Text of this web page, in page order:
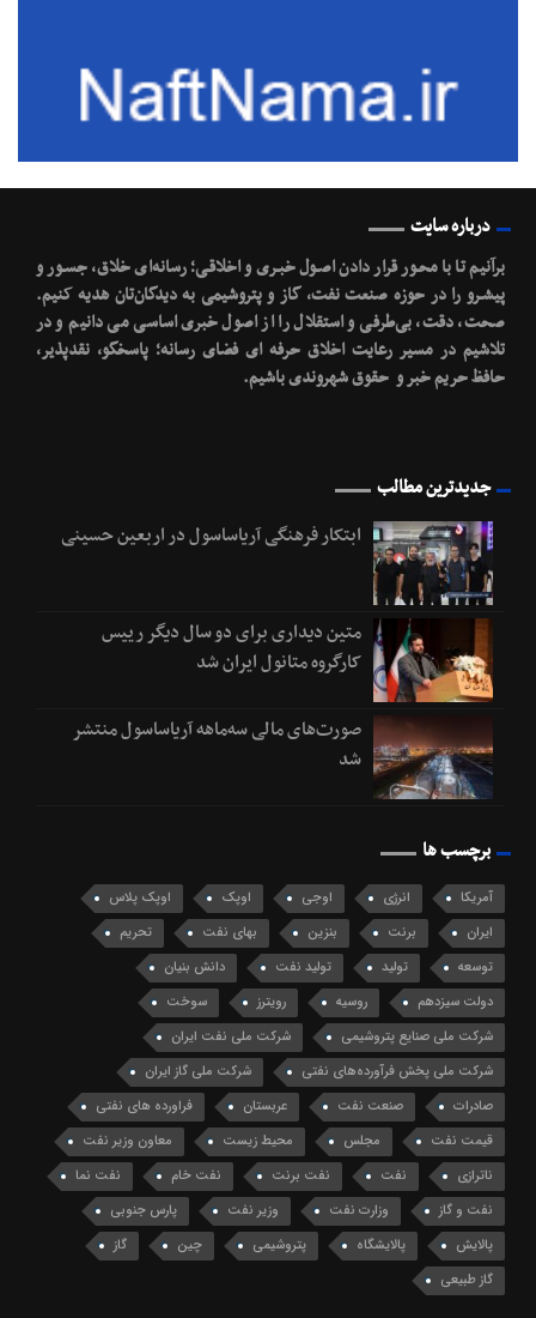
درباره سایت
برآنیم تا با محـور قرار دادن اصـول خبـری و اخلاقـی؛ رسانه‌ای خلاق، جسـور و
پیشـرو را در حوزه صنعت نفت، گاز و پتروشیمی به دیدگان‌تان هدیه کنیم.
صحت، دقت، بی‌طرفی و استقلال را از اصول خبری اساسی می دانیم و در
تلاشیم در مسیر رعایت اخلاق حرفه ای فضای رسانه؛ پاسخگو، نقدپذیر،
حافظ حریم خبر و حقوق شهروندی باشیم.
جدیدترین مطالب
ابتکار فرهنگی آریاساسول در اربعین حسینی
متین دیداری برای دو سال دیگر رییس
کارگروه متانول ایران شد
صورت‌های مالی سه‌ماهه آریاساسول منتشر
شد
برچسب ها
آمریکا انرژی اوجی اوپک
اوپک پلاس
ایران
برنت بنزین بهای نفت
تحریم
توسعه
تولید تولید نفت
دانش بنیان
دولت سیزدهم
روسیه رویترز
سوخت
شرکت ملی صنایع پتروشیمی
شرکت ملی نفت ایران
شرکت ملی پخش فرآورده‌های نفتی
شرکت ملی گاز ایران
صادرات
صنعت نفت عربستان
فراورده های نفتی
قیمت نفت
مجلس محیط زیست
معاون وزیر نفت
ناترازی
نفت نفت برنت نفت خام
نفت نما
نفت و گاز
وزارت نفت وزیر نفت
پارس جنوبی
پالایش
پالایشگاه پتروشیمی چین
گاز
گاز طبیعی